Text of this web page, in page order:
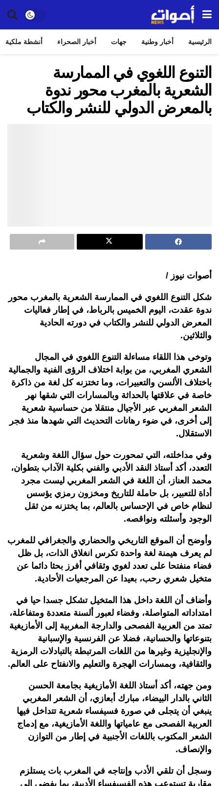
الرئيسية أخبار وطنية جهات أخبار الصحراء أنشطة ملكية
التنوع اللغوي في الممارسة
الشعرية بالمغرب محور ندوة
بالمعرض الدولي للنشر والكتاب
أصوات نيوز /
شكل التنوع اللغوي في الممارسة الشعرية بالمغرب محور
ندوة عقدت، اليوم الخميس بالرباط، في إطار فعاليات
المعرض الدولي للنشر والكتاب في دورته الحادية
والثلاثين.
وتوخى هذا اللقاء مساءلة التنوع اللغوي في المجال
الشعري المغربي، من بوابة اختلاف الرؤى الفنية والجمالية
باختلاف الألسن والتعبيرات، وما تختزنه كل لغة من ذاكرة
خاصة في علاقتها بالحداثة وبالمسارات التي شقها نهر
الشعر المغربي عبر الأجيال منتقلا من حساسية شعرية
إلى أخرى، في ضوء رهانات التحديث التي شهدها منذ فجر
الاستقلال.
وفي مداخلته، التي تمحورت حول سؤال اللغة وشعرية
التعدد، أكد أستاذ النقد الأدبي والفني بكلية الآداب بتطوان،
محمد العناز، أن اللغة في الشعر المغربي ليست مجرد
أداة للتعبير، بل حاملة للتاريخ ومخزون رمزي يؤسس
لنظام خاص في الإحساس بالعالم، بما يختزنه من ثقل
الوجود وأسئلته ونواقصه.
وأوضح أن الموقع التاريخي والحضاري والجغرافي للمغرب
لم يعرف هيمنة لغة واحدة تكرس انغلاق الذات، بل ظل
فضاء منفتحا على تعدد لغوي وثقافي أفرز بحثا دائما عن
متخيل شعري رحب، بعيدا عن المرجعيات الأحادية.
وأضاف أن اللغة داخل هذا المتخيل تشكل جسدا حيا في
امتداداته المتواصلة، وفضاء لعبور ألسنة متعددة ومتفاعلة،
تمتد من العربية الفصحى والدارجة المغربية إلى الأمازيغية
بتنوعاتها والحسانية، فضلا عن الفرنسية والإسبانية
والإنجليزية وغيرها من اللغات المرتبطة بالتبادلات الرمزية
والثقافية، وبمسارات الهجرة والتعليم والانفتاح على العالم.
ومن جهته، أكد أستاذ اللغة الأمازيغية بجامعة الحسن
الثاني بالدار البيضاء، مبارك أبعازي، أن الشعر المغربي
ينبغي أن يتجلى في صورة فسيفساء شعرية تتداخل فيها
العربية الفصحى مع عامياتها واللغة الأمازيغية، مع إدماج
الشعر المكتوب باللغات الأجنبية في إطار من التوازن
والإنصاف.
وسجل أن تلقي الأدب وإنتاجه في المغرب بات يستلزم
مقاربة تستوعب هذه الفسيفساء الأدبية، بما يفضي إلى